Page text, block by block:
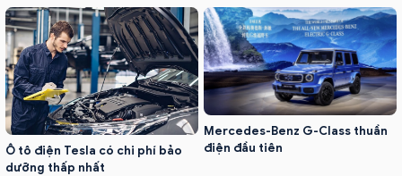
Ô tô điện Tesla có chi phí bảo
dưỡng thấp nhất
Mercedes-Benz G-Class thuần
điện đầu tiên